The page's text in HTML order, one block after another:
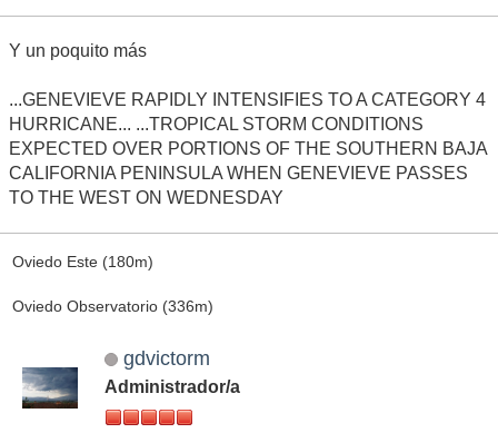
Y un poquito más
...GENEVIEVE RAPIDLY INTENSIFIES TO A CATEGORY 4
HURRICANE... ...TROPICAL STORM CONDITIONS
EXPECTED OVER PORTIONS OF THE SOUTHERN BAJA
CALIFORNIA PENINSULA WHEN GENEVIEVE PASSES
TO THE WEST ON WEDNESDAY
Oviedo Este (180m)
Oviedo Observatorio (336m)
gdvictorm
Administrador/a